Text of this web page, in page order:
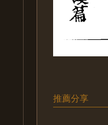
推薦分享